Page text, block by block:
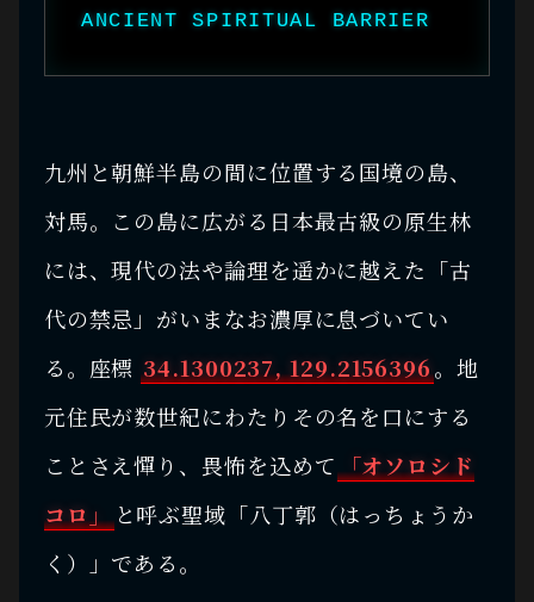
ANCIENT SPIRITUAL BARRIER
九州と朝鮮半島の間に位置する国境の島、
対馬。この島に広がる日本最古級の原生林
には、現代の法や論理を遥かに越えた「古
代の禁忌」がいまなお濃厚に息づいてい
る。座標 34.1300237, 129.2156396。地
元住民が数世紀にわたりその名を口にする
ことさえ憚り、畏怖を込めて
「オソロシド
コロ」
と呼ぶ聖域「八丁郭（はっちょうか
く）」である。